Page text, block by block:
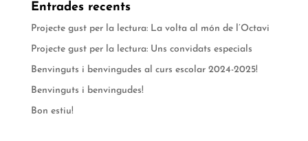
Entrades recents
Projecte gust per la lectura: La volta al món de l’Octavi
Projecte gust per la lectura: Uns convidats especials
Benvinguts i benvingudes al curs escolar 2024-2025!
Benvinguts i benvingudes!
Bon estiu!